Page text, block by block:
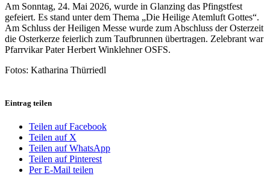
Am Sonntag, 24. Mai 2026, wurde in Glanzing das Pfingstfest
gefeiert. Es stand unter dem Thema „Die Heilige Atemluft Gottes“.
Am Schluss der Heiligen Messe wurde zum Abschluss der Osterzeit
die Osterkerze feierlich zum Taufbrunnen übertragen. Zelebrant war
Pfarrvikar Pater Herbert Winklehner OSFS.
Fotos: Katharina Thürriedl
Eintrag teilen
Teilen auf Facebook
Teilen auf X
Teilen auf WhatsApp
Teilen auf Pinterest
Per E-Mail teilen